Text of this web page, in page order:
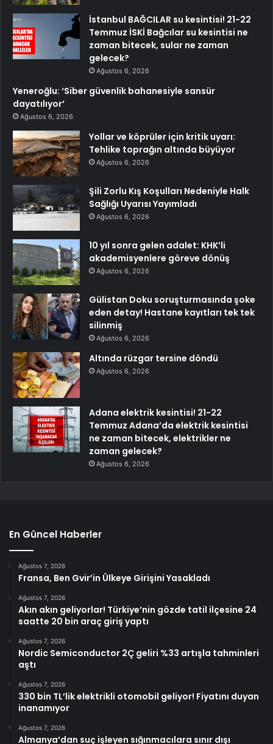
İstanbul BAĞCILAR su kesintisi! 21-22
Temmuz İSKİ Bağcılar su kesintisi ne
zaman bitecek, sular ne zaman
gelecek?
Ağustos 6, 2026
Yeneroğlu: ‘Siber güvenlik bahanesiyle sansür
dayatılıyor’
Ağustos 6, 2026
Yollar ve köprüler için kritik uyarı:
Tehlike toprağın altında büyüyor
Ağustos 6, 2026
Şili Zorlu Kış Koşulları Nedeniyle Halk
Sağlığı Uyarısı Yayımladı
Ağustos 6, 2026
10 yıl sonra gelen adalet: KHK’li
akademisyenlere göreve dönüş
Ağustos 6, 2026
Gülistan Doku soruşturmasında şoke
eden detay! Hastane kayıtları tek tek
silinmiş
Ağustos 6, 2026
Altında rüzgar tersine döndü
Ağustos 6, 2026
Adana elektrik kesintisi! 21-22
Temmuz Adana’da elektrik kesintisi
ne zaman bitecek, elektrikler ne
zaman gelecek?
Ağustos 6, 2026
En Güncel Haberler
Ağustos 7, 2026
Fransa, Ben Gvir’in Ülkeye Girişini Yasakladı
Ağustos 7, 2026
Akın akın geliyorlar! Türkiye’nin gözde tatil ilçesine 24
saatte 20 bin araç giriş yaptı
Ağustos 7, 2026
Nordic Semiconductor 2Ç geliri %33 artışla tahminleri
aştı
Ağustos 7, 2026
330 bin TL’lik elektrikli otomobil geliyor! Fiyatını duyan
inanamıyor
Ağustos 7, 2026
Almanya’dan suç işleyen sığınmacılara sınır dışı